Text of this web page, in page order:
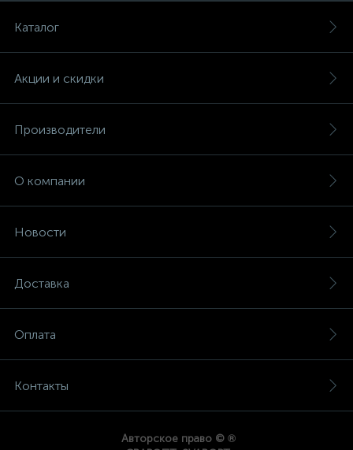
Каталог
Акции и скидки
Производители
О компании
Новости
Доставка
Оплата
Контакты
Авторское право © ®